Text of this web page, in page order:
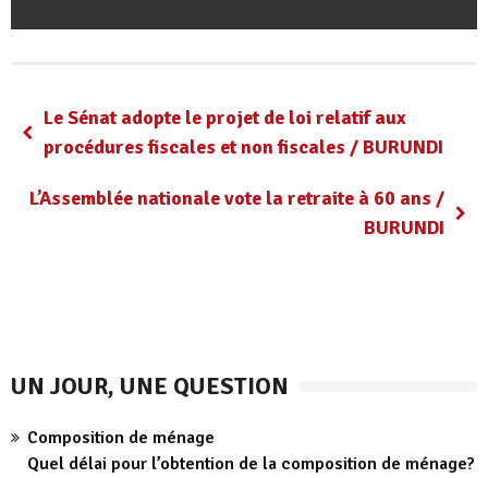
Le Sénat adopte le projet de loi relatif aux
procédures fiscales et non fiscales / BURUNDI
L’Assemblée nationale vote la retraite à 60 ans /
BURUNDI
UN JOUR, UNE QUESTION
Composition de ménage
Quel délai pour l’obtention de la composition de ménage?